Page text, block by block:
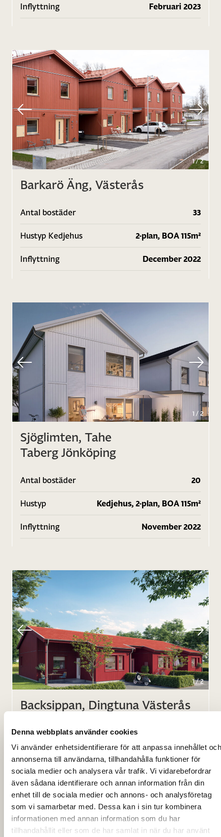
Denna webbplats använder cookies
Vi använder enhetsidentifierare för att anpassa innehållet och
annonserna till användarna, tillhandahålla funktioner för
sociala medier och analysera vår trafik. Vi vidarebefordrar
även sådana identifierare och annan information från din
enhet till de sociala medier och annons- och analysföretag
som vi samarbetar med. Dessa kan i sin tur kombinera
informationen med annan information som du har
tillhandahållit eller som de har samlat in när du har använt
Inflyttning Februari 2023
1/2
Barkarö Äng, Västerås
Antal bostäder 33
Hustyp Kedjehus 2-plan, BOA 115m²
Inflyttning December 2022
1/2
Sjöglimten, Tahe
Taberg Jönköping
Antal bostäder 20
Hustyp Kedjehus, 2-plan, BOA 115m²
Inflyttning November 2022
1/2
Backsippan, Dingtuna Västerås
Antal bostäder
Hustyp
Radhus
2-plan, BOA 115m² och 1plan, BOA
77m²
Inflyttning Augusti 2022